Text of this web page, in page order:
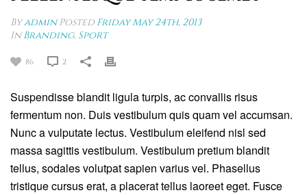
Byadmin Posted Friday May 24th, 2013
InBranding, Sport
86 2
Suspendisse blandit ligula turpis, ac convallis risus
fermentum non. Duis vestibulum quis quam vel accumsan.
Nunc a vulputate lectus. Vestibulum eleifend nisl sed
massa sagittis vestibulum. Vestibulum pretium blandit
tellus, sodales volutpat sapien varius vel. Phasellus
tristique cursus erat, a placerat tellus laoreet eget. Fusce